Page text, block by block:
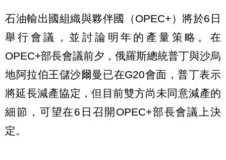
石油輸出國組織與夥伴國（OPEC+）將於6日
舉行會議，並討論明年的產量策略。在
OPEC+部長會議前夕，俄羅斯總統普丁與沙烏
地阿拉伯王儲沙爾曼已在G20會面，普丁表示
將延長減產協定，但目前雙方尚未同意減產的
細節，可望在6日召開OPEC+部長會議上決
定。